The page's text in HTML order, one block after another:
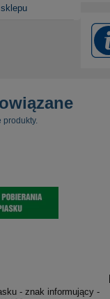
produkty.
- znak informujący -